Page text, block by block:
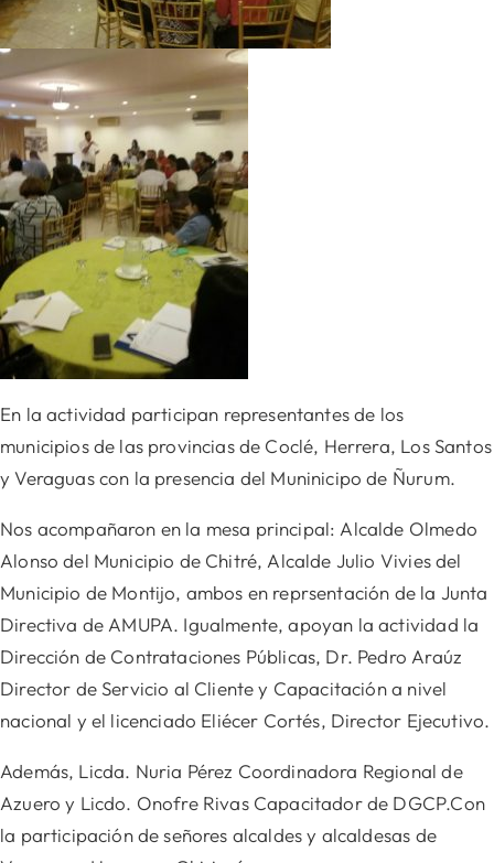
Aplicaciones
En la actividad participan representantes de los
municipios de las provincias de Coclé, Herrera, Los Santos
y Veraguas con la presencia del Muninicipo de Ñurum.
Nos acompañaron en la mesa principal: Alcalde Olmedo
Alonso del Municipio de Chitré, Alcalde Julio Vivies del
Municipio de Montijo, ambos en reprsentación de la Junta
Directiva de AMUPA. Igualmente, apoyan la actividad la
Dirección de Contrataciones Públicas, Dr. Pedro Araúz
Director de Servicio al Cliente y Capacitación a nivel
nacional y el licenciado Eliécer Cortés, Director Ejecutivo.
Además, Licda. Nuria Pérez Coordinadora Regional de
Azuero y Licdo. Onofre Rivas Capacitador de DGCP.Con
la participación de señores alcaldes y alcaldesas de